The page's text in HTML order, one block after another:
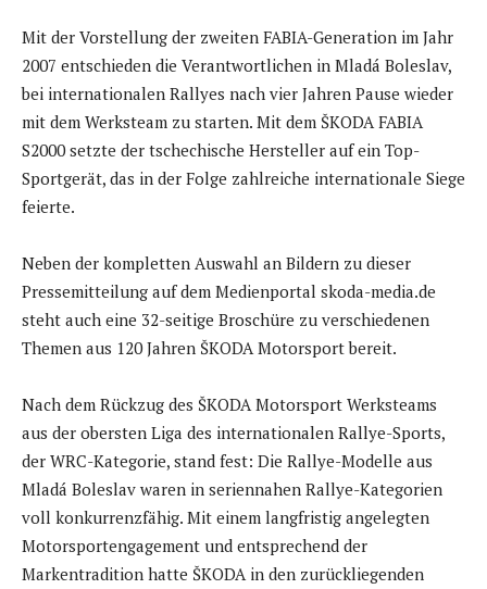
Mit der Vorstellung der zweiten FABIA-Generation im Jahr
2007 entschieden die Verantwortlichen in Mladá Boleslav,
bei internationalen Rallyes nach vier Jahren Pause wieder
mit dem Werksteam zu starten. Mit dem ŠKODA FABIA
S2000 setzte der tschechische Hersteller auf ein Top-
Sportgerät, das in der Folge zahlreiche internationale Siege
feierte.
Neben der kompletten Auswahl an Bildern zu dieser
Pressemitteilung auf dem Medienportal skoda-media.de
steht auch eine 32-seitige Broschüre zu verschiedenen
Themen aus 120 Jahren ŠKODA Motorsport bereit.
Nach dem Rückzug des ŠKODA Motorsport Werksteams
aus der obersten Liga des internationalen Rallye-Sports,
der WRC-Kategorie, stand fest: Die Rallye-Modelle aus
Mladá Boleslav waren in seriennahen Rallye-Kategorien
voll konkurrenzfähig. Mit einem langfristig angelegten
Motorsportengagement und entsprechend der
Markentradition hatte ŠKODA in den zurückliegenden